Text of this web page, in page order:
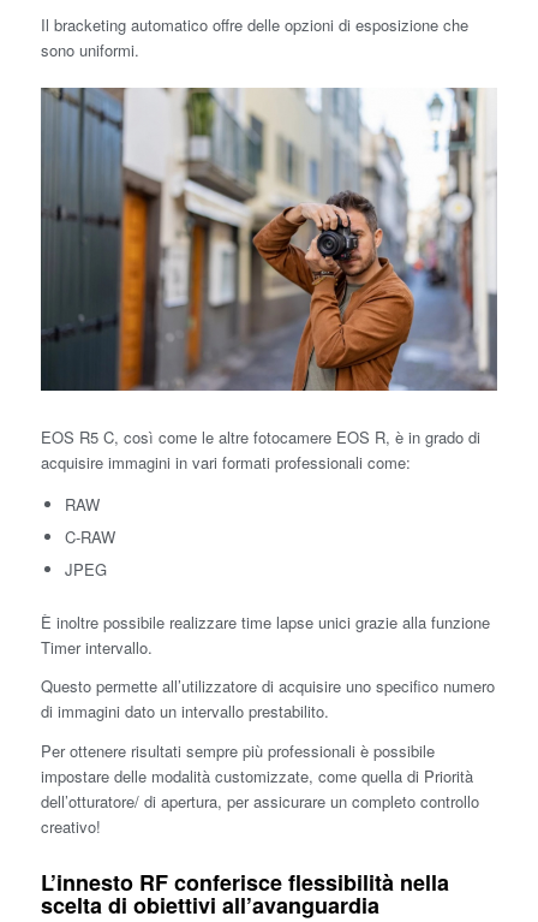
Il bracketing automatico offre delle opzioni di esposizione che
sono uniformi.
EOS R5 C, così come le altre fotocamere EOS R, è in grado di
acquisire immagini in vari formati professionali come:
RAW
C-RAW
JPEG
È inoltre possibile realizzare time lapse unici grazie alla funzione
Timer intervallo.
Questo permette all’utilizzatore di acquisire uno specifico numero
di immagini dato un intervallo prestabilito.
Per ottenere risultati sempre più professionali è possibile
impostare delle modalità customizzate, come quella di Priorità
dell’otturatore/ di apertura, per assicurare un completo controllo
creativo!
L’innesto RF conferisce flessibilità nella
scelta di obiettivi all’avanguardia